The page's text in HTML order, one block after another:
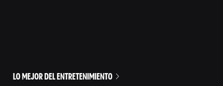
LO MEJOR DEL ENTRETENIMIENTO